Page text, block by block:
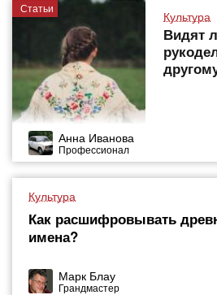
Статьи
Культура
Видят
Анна Иванова
Профессионал
Культура
Как расшифровывать
имена?
Марк Блау
Грандмастер